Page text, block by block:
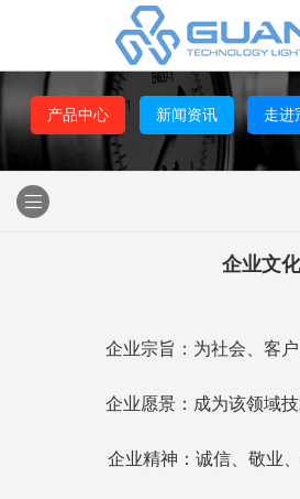
产品中心 新闻资讯 走进
企业文化
企业宗旨： 为社会、客
企业愿景： 成为该领域
企业精神： 诚信、敬业